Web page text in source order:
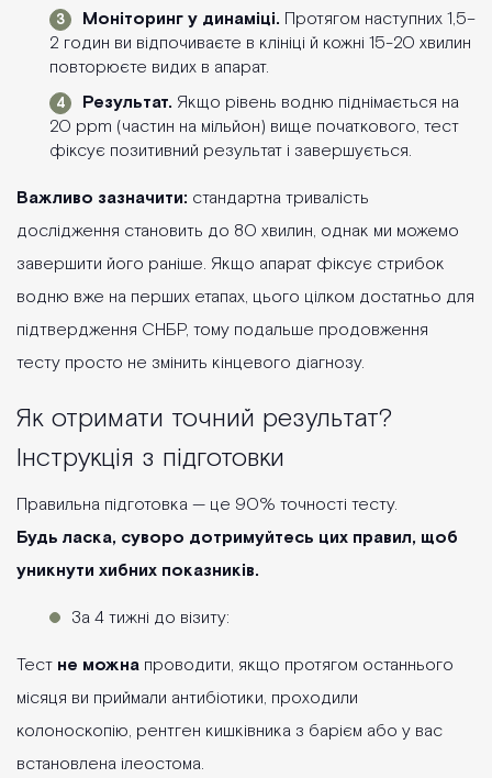
Моніторинг у динаміці. Протягом наступних 1,5–
2 годин ви відпочиваєте в клініці й кожні 15-20 хвилин
повторюєте видих в апарат.
Результат. Якщо рівень водню піднімається на
20 ppm (частин на мільйон) вище початкового, тест
фіксує позитивний результат і завершується.
Важливо зазначити: стандартна тривалість
дослідження становить до 80 хвилин, однак ми можемо
завершити його раніше. Якщо апарат фіксує стрибок
водню вже на перших етапах, цього цілком достатньо для
підтвердження СНБР, тому подальше продовження
тесту просто не змінить кінцевого діагнозу.
Як отримати точний результат?
Інструкція з підготовки
Правильна підготовка — це 90% точності тесту.
Будь ласка, суворо дотримуйтесь цих правил, щоб
уникнути хибних показників.
За 4 тижні до візиту:
Тест не можна проводити, якщо протягом останнього
місяця ви приймали антибіотики, проходили
колоноскопію, рентген кишківника з барієм або у вас
встановлена ілеостома.